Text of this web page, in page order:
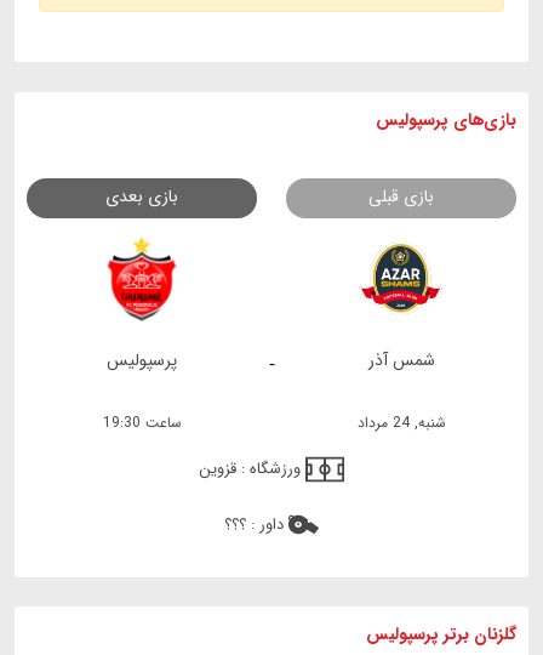
بازی های پرسپولیس
بازی قبلی بازی بعدی
- شمس آذر پرسپولیس
شنبه, 24 مرداد ساعت 19:30
ورزشگاه : قزوین
داور : ؟؟؟
گلزنان برتر پرسپولیس